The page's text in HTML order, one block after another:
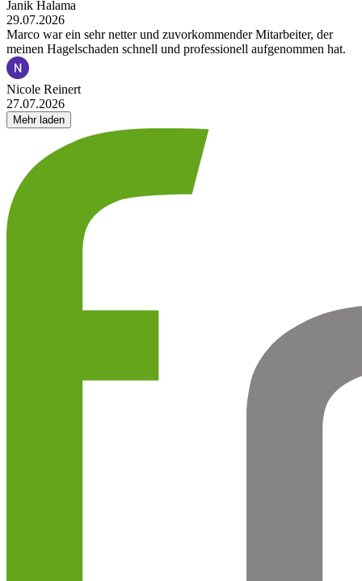
Janik Halama
29.07.2026
Marco war ein sehr netter und zuvorkommender Mitarbeiter, der
meinen Hagelschaden schnell und professionell aufgenommen hat.
Nicole Reinert
27.07.2026
Mehr laden